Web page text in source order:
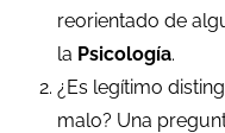
reorientado de
la Psicología.
¿Es legítimo
malo? Una